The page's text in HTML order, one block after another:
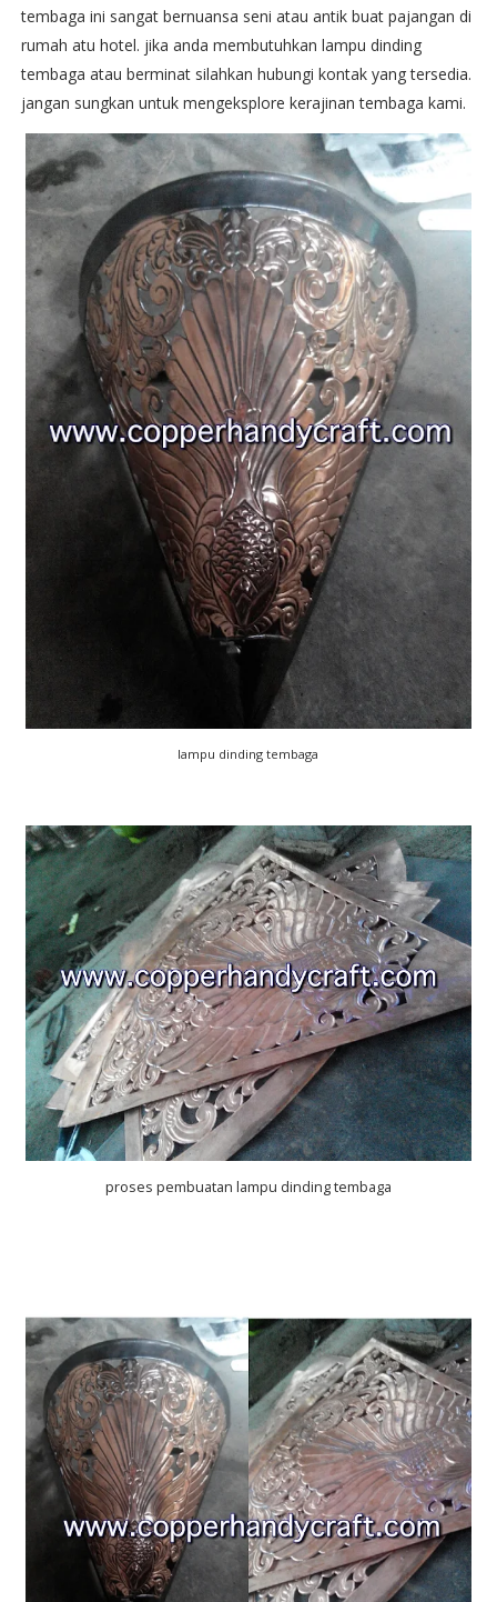
tembaga ini sangat bernuansa seni atau antik buat pajangan di
rumah atu hotel. jika anda membutuhkan lampu dinding
tembaga atau berminat silahkan hubungi kontak yang tersedia.
jangan sungkan untuk mengeksplore kerajinan tembaga kami.
lampu dinding tembaga
proses pembuatan lampu dinding tembaga